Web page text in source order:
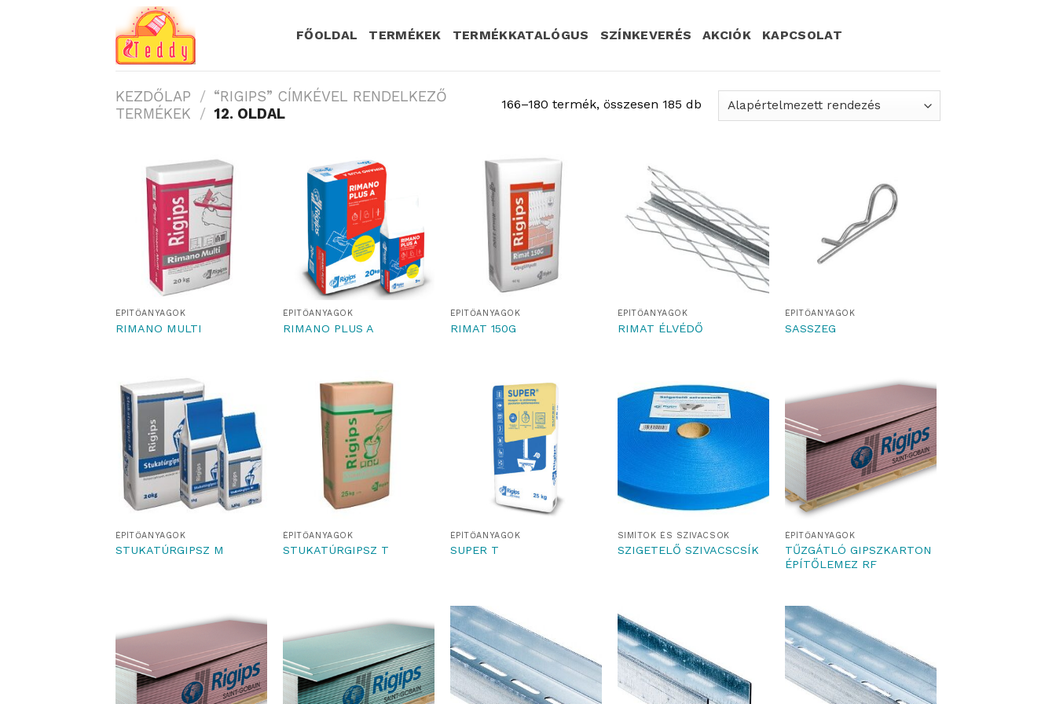
FŐOLDAL TERMÉKEK TERMÉKKATALÓGUS SZÍNKEVERÉS AKCIÓK KAPCSOLAT
KEZDŐLAP / “RIGIPS” CÍMKÉVEL RENDELKEZŐ
TERMÉKEK
/ 12. OLDAL
166–180 termék, összesen 185 db
ÉPÍTŐANYAGOK
RIMANO MULTI
ÉPÍTŐANYAGOK
RIMANO PLUS A
ÉPÍTŐANYAGOK
RIMAT 150G
ÉPÍTŐANYAGOK
RIMAT ÉLVÉDŐ
ÉPÍTŐANYAGOK
SASSZEG
ÉPÍTŐANYAGOK
STUKATÚRGIPSZ M
ÉPÍTŐANYAGOK
STUKATÚRGIPSZ T
ÉPÍTŐANYAGOK
SUPER T
SIMÍTÓK ÉS SZIVACSOK
SZIGETELŐ SZIVACSCSÍK
ÉPÍTŐANYAGOK
TŰZGÁTLÓ GIPSZKARTON
ÉPÍTŐLEMEZ RF